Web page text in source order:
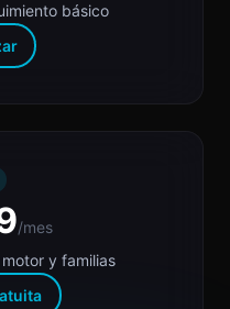
básico
/mes
y familias